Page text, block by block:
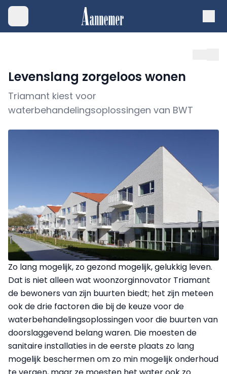
Levenslang zorgeloos wonen
Triamant kiest voor
waterbehandelingsoplossingen van BWT
Zo lang mogelijk, zo gezond mogelijk, gelukkig leven.
Dat is niet alleen wat woonzorginnovator Triamant
de bewoners van zijn buurten biedt; het zijn meteen
ook de drie factoren die bij de keuze voor de
waterbehandelingsoplossingen voor die buurten van
doorslaggevend belang waren. Die moesten de
sanitaire installaties in de eerste plaats zo lang
mogelijk beschermen om zo min mogelijk onderhoud